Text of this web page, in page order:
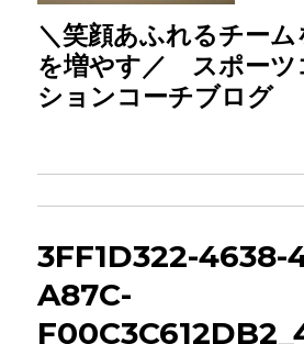
＼笑顔あふれるチー
を増やす／ スポーツ
ションコーチブログ
3FF1D322-4638-
A87C-